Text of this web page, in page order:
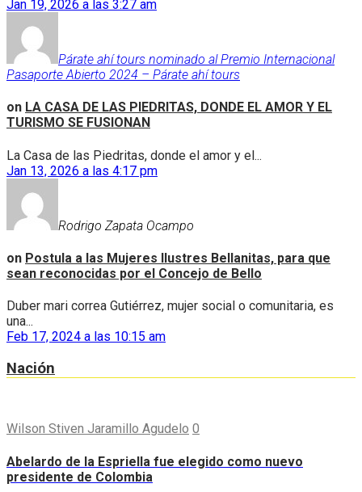
Jan 19, 2026 a las 3:27 am
Párate ahí tours nominado al Premio Internacional
Pasaporte Abierto 2024 – Párate ahí tours
on LA CASA DE LAS PIEDRITAS, DONDE EL AMOR Y EL
TURISMO SE FUSIONAN
La Casa de las Piedritas, donde el amor y el...
Jan 13, 2026 a las 4:17 pm
Rodrigo Zapata Ocampo
on Postula a las Mujeres Ilustres Bellanitas, para que
sean reconocidas por el Concejo de Bello
Duber mari correa Gutiérrez, mujer social o comunitaria, es
una...
Feb 17, 2024 a las 10:15 am
Nación
Wilson Stiven Jaramillo Agudelo 0
Abelardo de la Espriella fue elegido como nuevo
presidente de Colombia